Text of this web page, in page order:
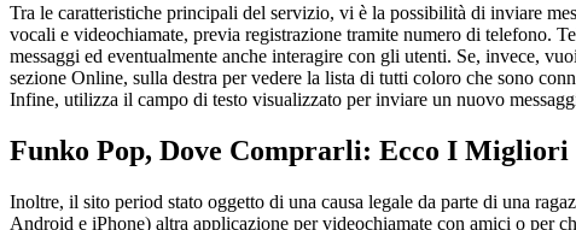
Tra le caratteristiche principali del servizio, vi è la possibilità di inviare
vocali e videochiamate, previa registrazione tramite numero di telefono.
messaggi ed eventualmente anche interagire con gli utenti. Se, invece,
sezione Online, sulla destra per vedere la lista di tutti coloro che sono
Infine, utilizza il campo di testo visualizzato per inviare un nuovo
Funko Pop, Dove Comprarli: Ecco I Migliori
Inoltre, il sito period stato oggetto di una causa legale da parte di una
Android e iPhone) altra applicazione per videochiamate con amici o per